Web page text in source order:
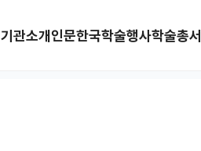
기관소개인문한국학술행사학술총서